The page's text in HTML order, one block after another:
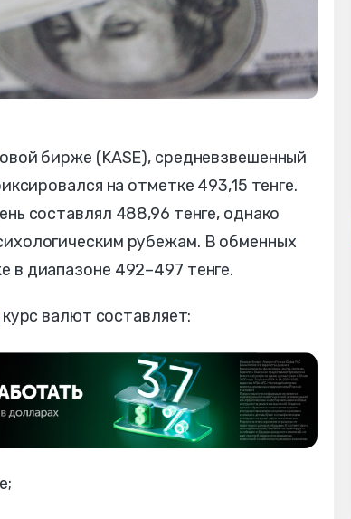
бирже (KASE), средневзвешенный
на отметке 493,15 тенге.
составлял 488,96 тенге, однако
рубежам. В обменных
в диапазоне 492–497 тенге.
курс валют составляет: